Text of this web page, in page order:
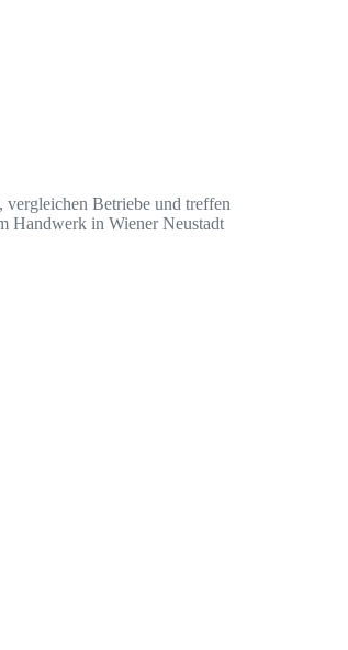
Betriebe und treffen
Handwerk in Wiener Neustadt